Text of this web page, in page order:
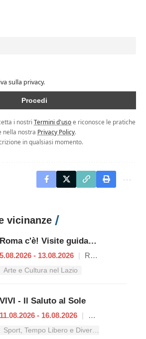
sulla privacy.
i nostri Termini d'usoe riconosce le pratiche
nella nostra Privacy Policy.
in qualsiasi momento.
vicinanze
Roma c'è! Visite guidate (anche per bambini) dal 5 al 13 agosto 2026
5.08.2026 - 13.08.2026 | Roma
Arte e Cultura nel Lazio
VIVI - Il Saluto al Sole
11.08.2026 - 16.08.2026 |